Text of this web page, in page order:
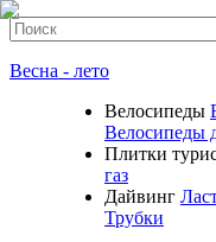
Весна - лето
Велосипеды
Велосипеды
Плитки
газ
Дайвинг
Трубки